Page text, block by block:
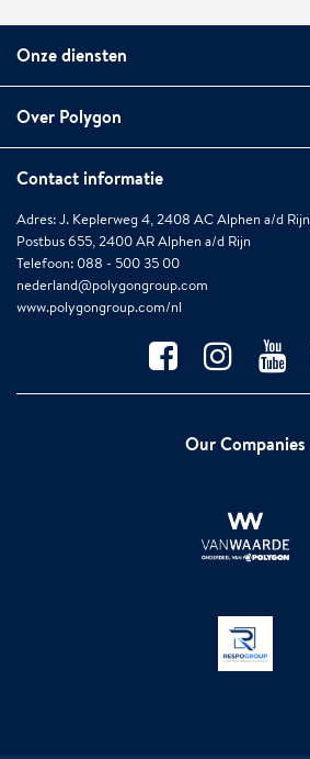
Onze diensten
Over Polygon
Contact informatie
Adres: J. Keplerweg 4, 2408 AC Alphen a/d Rijn
Postbus 655, 2400 AR Alphen a/d Rijn
Telefoon: 088 - 500 35 00
nederland@polygongroup.com
www.polygongroup.com/nl
Our Companies